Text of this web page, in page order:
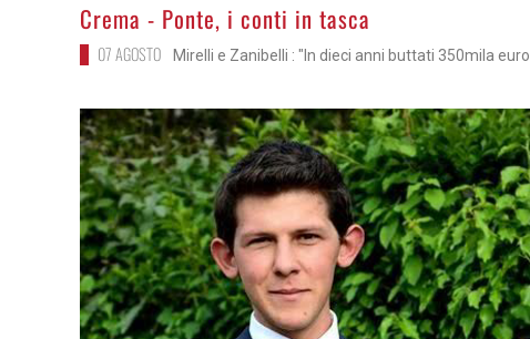
>
Crema - Ponte, i conti in tasca
07 AGOSTO Mirelli e Zanibelli : "In dieci anni buttati 350mila euro